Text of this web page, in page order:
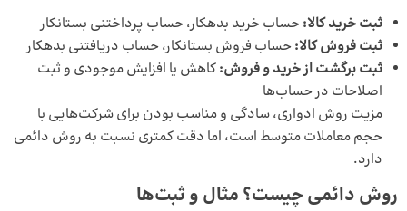
ثبت خرید کالا:حساب خرید بدهکار، حساب پرداختنی بستانکار
ثبت فروش کالا:حساب فروش بستانکار، حساب دریافتنی بدهکار
ثبت برگشت از خرید و فروش:کاهش یا افزایش موجودی و ثبت
اصلاحات در حساب‌ها
مزیت روش ادواری، سادگی و مناسب بودن برای شرکت‌هایی با
حجم معاملات متوسط است، اما دقت کمتری نسبت به روش دائمی
دارد.
روش دائمی چیست؟ مثال و ثبت‌ها